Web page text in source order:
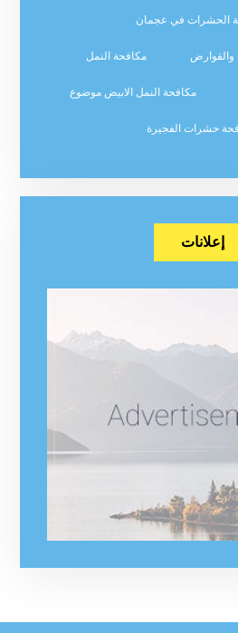
الحشرات في عجمان
مكافحة النمل
مكافحة النمل الابيض موضوع
حشرات الفجيرة
إعلانات